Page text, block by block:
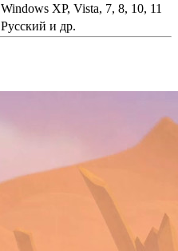
Windows XP, Vista, 7, 8, 10, 11
Русский и др.